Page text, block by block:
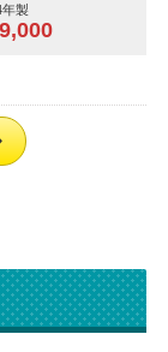
年製